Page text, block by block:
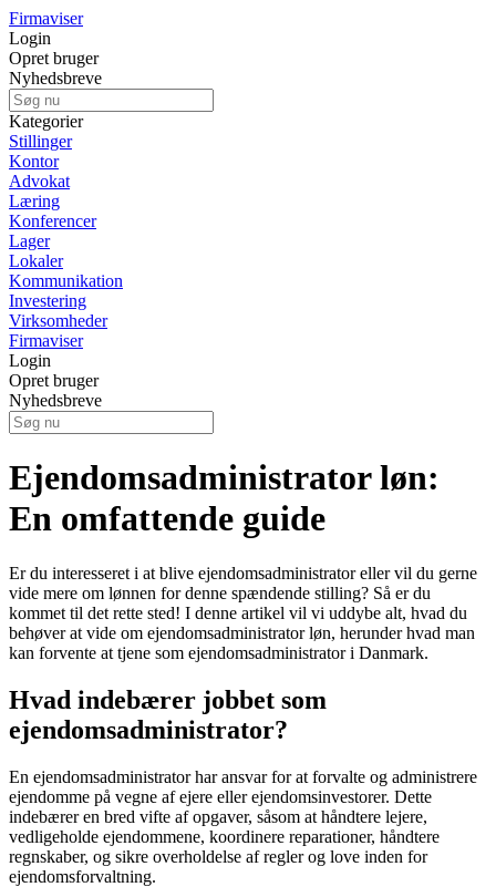
Firmaviser
Login
Opret bruger
Nyhedsbreve
Kategorier
Stillinger
Kontor
Advokat
Læring
Konferencer
Lager
Lokaler
Kommunikation
Investering
Virksomheder
Firmaviser
Login
Opret bruger
Nyhedsbreve
Ejendomsadministrator løn:
En omfattende guide
Er du interesseret i at blive ejendomsadministrator eller vil du gerne
vide mere om lønnen for denne spændende stilling? Så er du
kommet til det rette sted! I denne artikel vil vi uddybe alt, hvad du
behøver at vide om ejendomsadministrator løn, herunder hvad man
kan forvente at tjene som ejendomsadministrator i Danmark.
Hvad indebærer jobbet som
ejendomsadministrator?
En ejendomsadministrator har ansvar for at forvalte og administrere
ejendomme på vegne af ejere eller ejendomsinvestorer. Dette
indebærer en bred vifte af opgaver, såsom at håndtere lejere,
vedligeholde ejendommene, koordinere reparationer, håndtere
regnskaber, og sikre overholdelse af regler og love inden for
ejendomsforvaltning.